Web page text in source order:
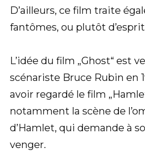
D’ailleurs, ce film traite
fantômes, ou plutôt
L’idée du film „Ghost“ est
scénariste Bruce Rubin en
avoir regardé le film
notamment la scène de
d’Hamlet, qui demande à
venger.